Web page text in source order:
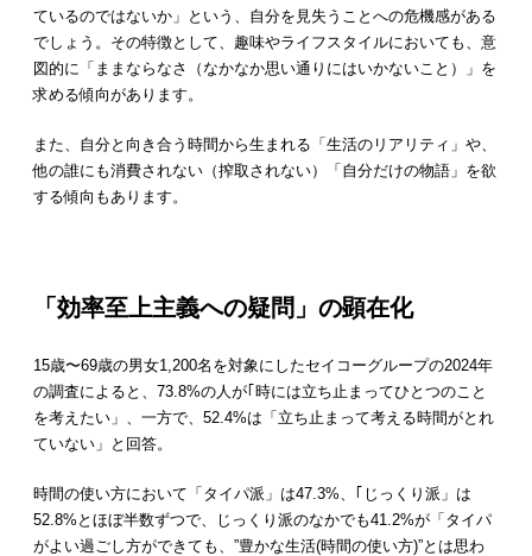
ているのではないか」という、⾃分を⾒失うことへの危機感がある
でしょう。その特徴として、趣味やライフスタイルにおいても、意
図的に「ままならなさ（なかなか思い通りにはいかないこと）」を
求める傾向があります。
また、⾃分と向き合う時間から⽣まれる「⽣活のリアリティ」や、
他の誰にも消費されない（搾取されない）「⾃分だけの物語」を欲
する傾向もあります。
「効率至上主義への疑問」の顕在化
15歳〜69歳の男⼥1,200名を対象にしたセイコーグループの2024年
の調査によると、73.8%の⼈が｢時には⽴ち⽌まってひとつのこと
を考えたい」、⼀⽅で、52.4%は「⽴ち⽌まって考える時間がとれ
ていない」と回答。
時間の使い⽅において「タイパ派」は47.3%、｢じっくり派」は
52.8%とほぼ半数ずつで、じっくり派のなかでも41.2%が「タイパ
がよい過ごし⽅ができても、”豊かな⽣活(時間の使い⽅)”とは思わ